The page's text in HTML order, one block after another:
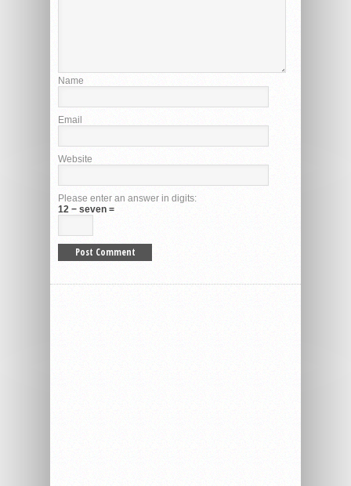
Name
Email
Website
Please enter an answer in digits:
12 − seven =